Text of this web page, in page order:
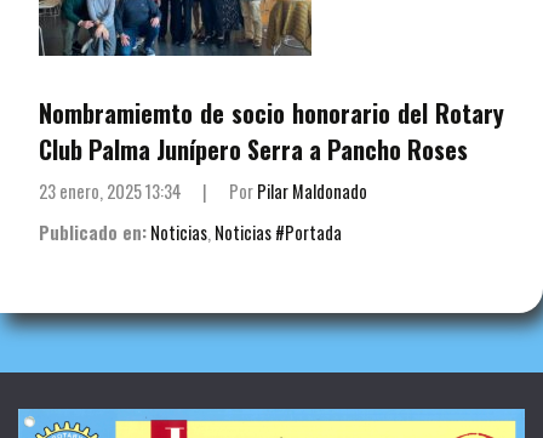
Nombramiemto de socio honorario del Rotary
Club Palma Junípero Serra a Pancho Roses
23 enero, 2025 13:34 | PorPilar Maldonado
Publicado en:Noticias,Noticias #Portada